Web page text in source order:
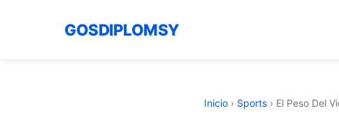
GOSDIPLOMSY
Inicio › Sports › El Peso Del